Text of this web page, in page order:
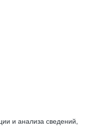
и анализа сведений,